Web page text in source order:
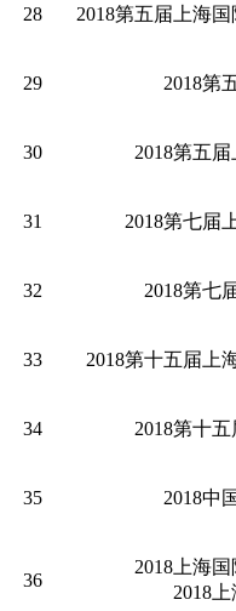
28 2018第五届上海
29 2018第
30 2018第五
31 2018第七届
32 2018第七
33 2018第十五届上
34 2018第十
35 2018中
36
2018上海
2018